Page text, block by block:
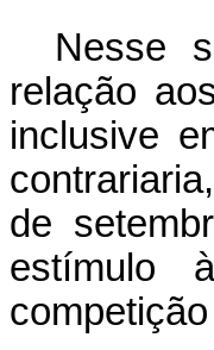
Nesse
relação
inclusive
de
estímulo